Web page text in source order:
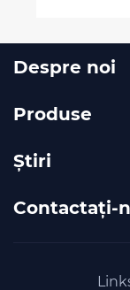
Despre noi
Produse
Ştiri
Contactaţi-